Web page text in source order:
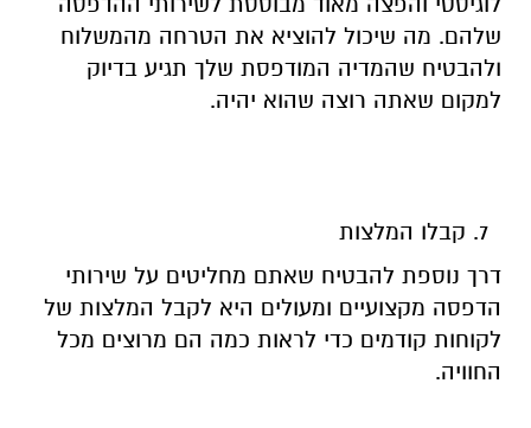
שלהם. מה שיכול להוציא את הטרחה מהמשלוח
ולהבטיח שהמדיה המודפסת שלך תגיע בדיוק
למקום שאתה רוצה שהוא יהיה.
קבלו המלצות
דרך נוספת להבטיח שאתם מחליטים על שירותי
הדפסה מקצועיים ומעולים היא לקבל המלצות של
לקוחות קודמים כדי לראות כמה הם מרוצים מכל
החוויה.